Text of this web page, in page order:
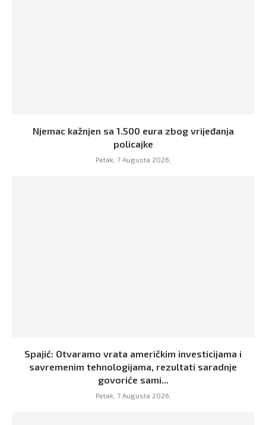
Njemac kažnjen sa 1.500 eura zbog vrijeđanja
policajke
Petak, 7 Augusta 2026,
Spajić: Otvaramo vrata američkim investicijama i
savremenim tehnologijama, rezultati saradnje
govoriće sami...
Petak, 7 Augusta 2026,